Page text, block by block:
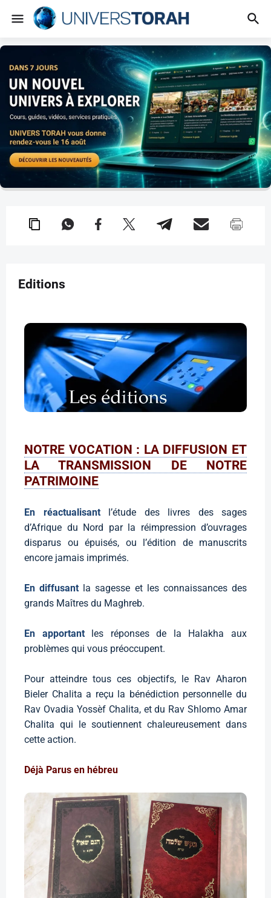
Editions
NOTRE VOCATION : LA DIFFUSION ET
LA TRANSMISSION DE NOTRE
PATRIMOINE
En réactualisantl’étude des livres des sages
d’Afrique du Nord par la réimpression d’ouvrages
disparus ou épuisés, ou l’édition de manuscrits
encore jamais imprimés.
En diffusant la sagesse et les connaissances des
grands Maîtres du Maghreb.
En apportantles réponses de la Halakha aux
problèmes qui vous préoccupent.
Pour atteindre tous ces objectifs, le Rav Aharon
Bieler Chalita a reçu la bénédiction personnelle du
Rav Ovadia Yossèf Chalita, et du Rav Shlomo Amar
Chalita qui le soutiennent chaleureusement dans
cette action.
Déjà Parus en hébreu